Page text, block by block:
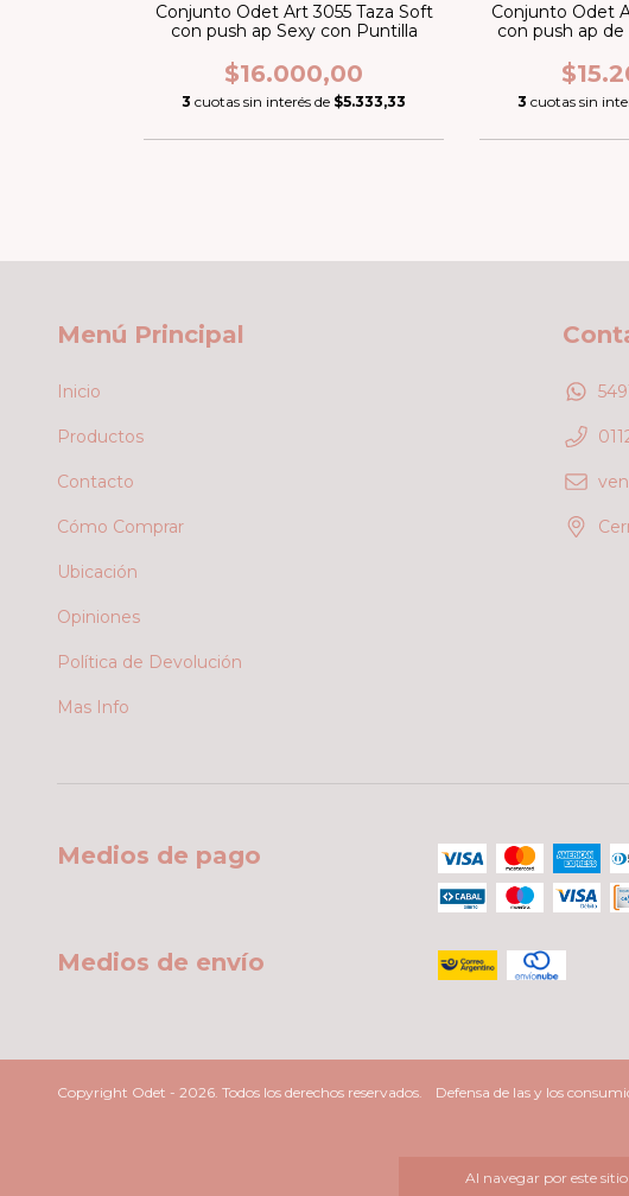
Al navegar por este sitio
Conjunto Odet Art 3055 Taza Soft
con push ap Sexy con Puntilla
$16.000,00
3 cuotas sin interés de $5.333,33
Conjunto Odet
con push ap
3 cuotas sin
Menú Principal
Inicio
Productos
Contacto
Cómo Comprar
Ubicación
Opiniones
Política de Devolución
Mas Info
Medios de pago
Medios de envío
Copyright Odet - 2026. Todos los derechos reservados. Defensa de las y los